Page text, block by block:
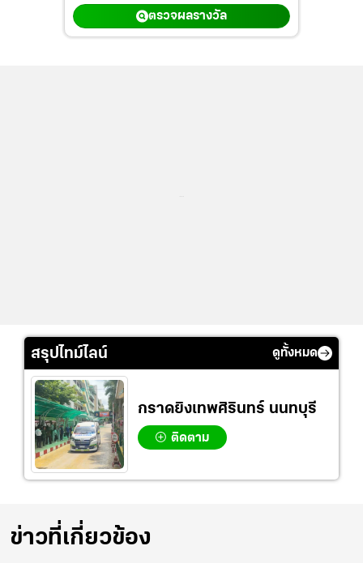
ตรวจผลรางวัล
สรุปไทม์ไลน์ ดูทั้งหมด
กราดยิงเทพศิรินทร์ นนทบุรี
ติดตาม
ข่าวที่เกี่ยวข้อง